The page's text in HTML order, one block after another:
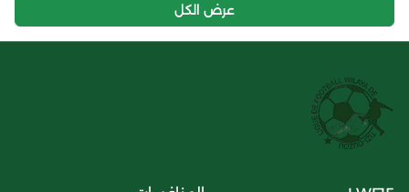
عرض الكل